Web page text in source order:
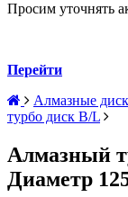
Просим уточнять
Перейти
Алмазные
турбо диск B/L
Алмазный
Диаметр